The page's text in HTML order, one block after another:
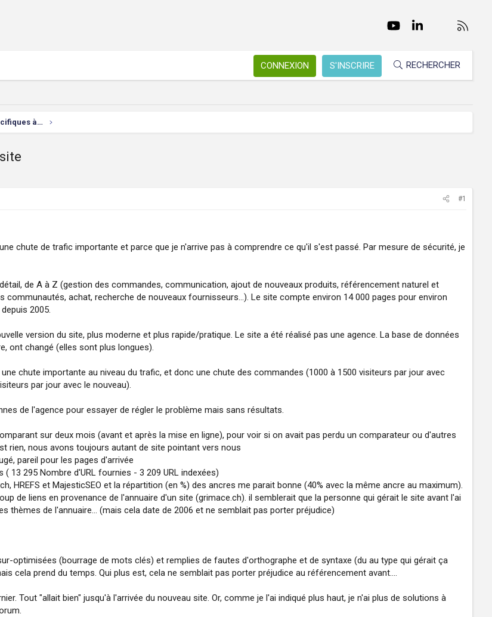
FacebookTwitter youtubeLinkedInNous
CONNEXION S'INSCRIRE RECHERCHER
Problèmes de référencement spécifiques à vos sites
#1
chute de trafic importante et parce que je n'arrive pas à comprendre ce qu'il s'est passé. Par mesure de sécurité, je
de A à Z (gestion des commandes, communication, ajout de nouveaux produits, référencement naturel et
communautés, achat, recherche de nouveaux fournisseurs...). Le site compte environ 14 000 pages pour environ
2005.
version du site, plus moderne et plus rapide/pratique. Le site a été réalisé pas une agence. La base de données
ont changé (elles sont plus longues).
chute importante au niveau du trafic, et donc une chute des commandes (1000 à 1500 visiteurs par jour avec
par jour avec le nouveau).
de l'agence pour essayer de régler le problème mais sans résultats.
sur deux mois (avant et après la mise en ligne), pour voir si on avait pas perdu un comparateur ou d'autres
rien, nous avons toujours autant de site pointant vers nous
pareil pour les pages d'arrivée
13 295 Nombre d'URL fournies - 3 209 URL indexées)
HREFS et MajesticSEO et la répartition (en %) des ancres me parait bonne (40% avec la même ancre au maximum).
de liens en provenance de l'annuaire d'un site (grimace.ch). il semblerait que la personne qui gérait le site avant l'ai
thèmes de l'annuaire... (mais cela date de 2006 et ne semblait pas porter préjudice)
optimisées (bourrage de mots clés) et remplies de fautes d'orthographe et de syntaxe (du au type qui gérait ça
cela prend du temps. Qui plus est, cela ne semblait pas porter préjudice au référencement avant....
Tout "allait bien" jusqu'à l'arrivée du nouveau site. Or, comme je l'ai indiqué plus haut, je n'ai plus de solutions à